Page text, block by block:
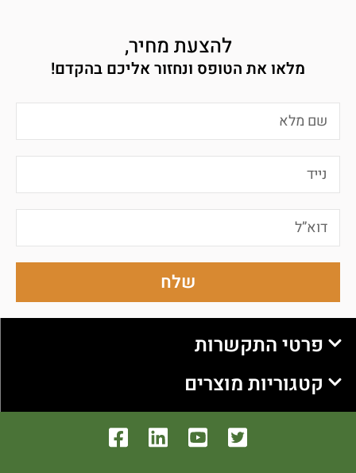
להצעת מחיר,
מלאו את הטופס ונחזור אליכם בהקדם!
שלח
פרטי התקשרות
קטגוריות מוצרים